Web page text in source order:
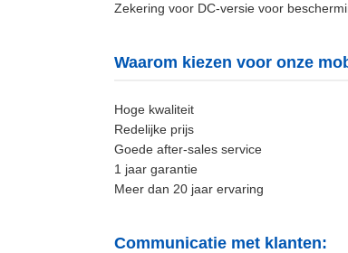
Zekering voor DC-versie voor
Waarom kiezen voor onze
Hoge kwaliteit
Redelijke prijs
Goede after-sales service
1 jaar garantie
Meer dan 20 jaar ervaring
Communicatie met klanten: